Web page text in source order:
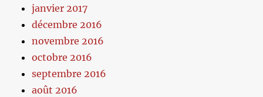
janvier 2017
décembre 2016
novembre 2016
octobre 2016
septembre 2016
août 2016